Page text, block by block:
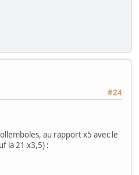
#24
au rapport x5 avec le
la 21 x3,5) :